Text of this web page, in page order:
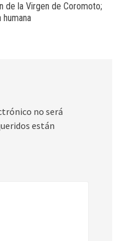
de la Virgen de Coromoto;
no será
están